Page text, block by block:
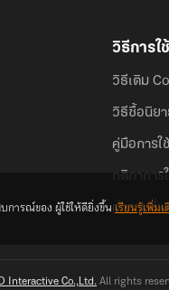
วิธีการใ
วิธีเติม
วิธีซื้อนิยา
คู่มือการใ
กติกาการ
คำถามที่พ
Interactive Co.,Ltd. All rights
ารณ์ของ ผู้ใช้ให้ดียิ่งขึ้นเรียนรู้เพิ่ม